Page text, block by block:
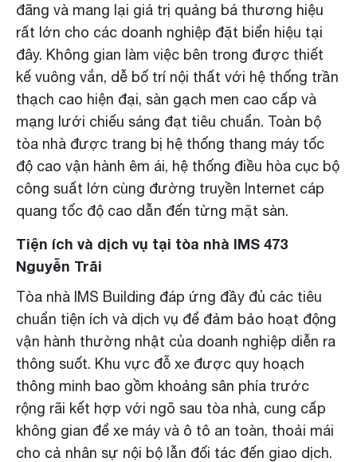
đãng và mang lại giá trị quảng bá thương hiệu
rất lớn cho các doanh nghiệp đặt biển hiệu tại
đây. Không gian làm việc bên trong được thiết
kế vuông vắn, dễ bố trí nội thất với hệ thống trần
thạch cao hiện đại, sàn gạch men cao cấp và
mạng lưới chiếu sáng đạt tiêu chuẩn. Toàn bộ
tòa nhà được trang bị hệ thống thang máy tốc
độ cao vận hành êm ái, hệ thống điều hòa cục bộ
công suất lớn cùng đường truyền Internet cáp
quang tốc độ cao dẫn đến từng mặt sàn.
Tiện ích và dịch vụ tại tòa nhà IMS 473
Nguyễn Trãi
Tòa nhà IMS Building đáp ứng đầy đủ các tiêu
chuẩn tiện ích và dịch vụ để đảm bảo hoạt động
vận hành thường nhật của doanh nghiệp diễn ra
thông suốt. Khu vực đỗ xe được quy hoạch
thông minh bao gồm khoảng sân phía trước
rộng rãi kết hợp với ngõ sau tòa nhà, cung cấp
không gian để xe máy và ô tô an toàn, thoải mái
cho cả nhân sự nội bộ lẫn đối tác đến giao dịch.